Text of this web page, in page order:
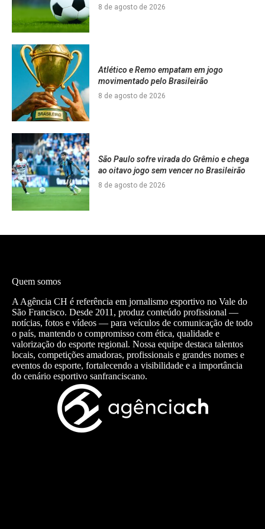
8 de agosto de 2026
Atlético e Remo empatam em jogo
movimentado pelo Brasileirão
8 de agosto de 2026
São Paulo sofre virada do Grêmio e chega
ao oitavo jogo sem vencer no Brasileirão
8 de agosto de 2026
Quem somos
A Agência CH é referência em jornalismo esportivo no Vale do
São Francisco. Desde 2011, produz conteúdo profissional —
notícias, fotos e vídeos — para veículos de comunicação de todo
o país, mantendo o compromisso com ética, qualidade e
valorização do esporte regional. Nossa equipe destaca talentos
locais, competições amadoras, profissionais e grandes nomes e
eventos do esporte, fortalecendo a visibilidade e a importância
do cenário esportivo sanfranciscano.